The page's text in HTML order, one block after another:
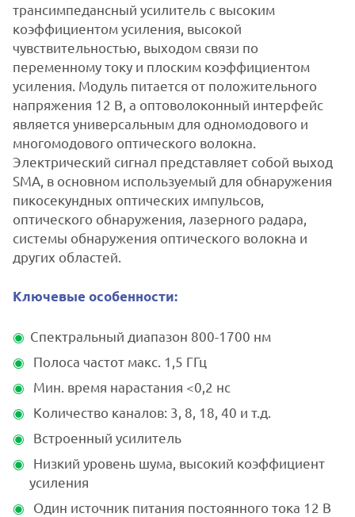
трансимпедансный усилитель с высоким
коэффициентом усиления, высокой
чувствительностью, выходом связи по
переменному току и плоским коэффициентом
усиления. Модуль питается от положительного
напряжения 12 В, а оптоволоконный интерфейс
является универсальным для одномодового и
многомодового оптического волокна.
Электрический сигнал представляет собой выход
SMA, в основном используемый для обнаружения
пикосекундных оптических импульсов,
оптического обнаружения, лазерного радара,
системы обнаружения оптического волокна и
других областей.
Ключевые особенности:
Спектральный диапазон 800-1700 нм
Полоса частот макс. 1,5 ГГц
Мин. время нарастания <0,2 нс
Количество каналов: 3, 8, 18, 40 и т.д.
Встроенный усилитель
Низкий уровень шума, высокий коэффициент
усиления
Один источник питания постоянного тока 12 В